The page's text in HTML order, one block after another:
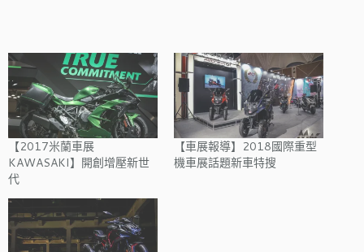
【2017米蘭車展
KAWASAKI】開創增壓新世
代
【車展報導】2018國際重型
機車展話題新車特搜